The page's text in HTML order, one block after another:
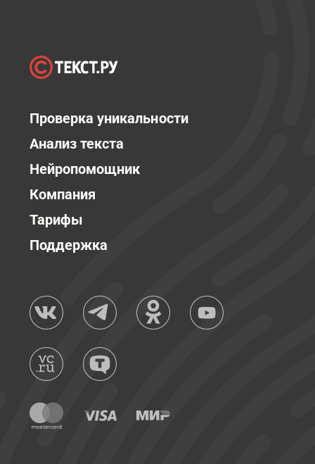
Проверка уникальности
Анализ текста
Нейропомощник
Компания
Тарифы
Поддержка